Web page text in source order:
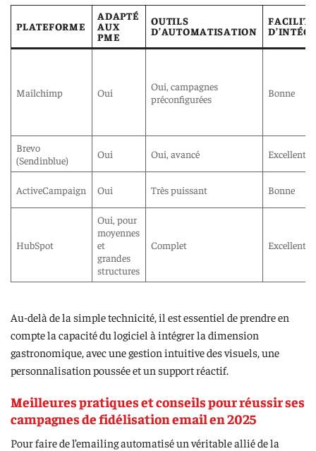
PLATEFORME
ADAPTÉ
AUX
PME
OUTILS
D’AUTOMATISATION
FACILITÉ
Mailchimp Oui
Oui, campagnes
préconfigurées
Bonne
Brevo
(Sendinblue)
Oui Oui, avancé Excellente
ActiveCampaign Oui Très puissant Bonne
HubSpot
Oui, pour
moyennes
et
grandes
structures
Complet Excellente
Au-delà de la simple technicité, il est essentiel de prendre en
compte la capacité du logiciel à intégrer la dimension
gastronomique, avec une gestion intuitive des visuels, une
personnalisation poussée et un support réactif.
Meilleures pratiques et conseils pour réussir ses
campagnes de fidélisation email en 2025
Pour faire de l’emailing automatisé un véritable allié de la